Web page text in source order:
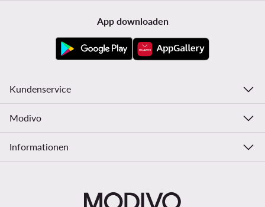
App downloaden
Kundenservice
Modivo
Informationen